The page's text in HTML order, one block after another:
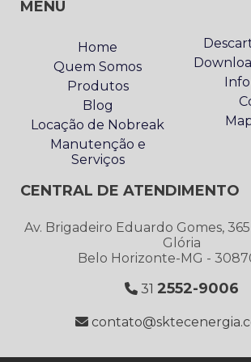
Embrastec.
MENU
Home
Quem Somos
Produtos
Blog
Locação de Nobreak
Manutenção e
Serviços
CENTRAL DE ATENDIMENTO
Av. Brigadeiro Eduardo Gomes,
Glória
Belo Horizonte-MG -
31 2552-9006